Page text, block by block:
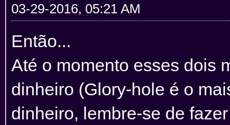
03-29-2016, 05:21 AM
Então...
Até o momento esses dois
dinheiro (Glory-hole é o
dinheiro, lembre-se de